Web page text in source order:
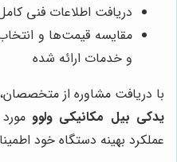
دریافت اطلاعات فنی
مقایسه قیمت‌ها و
و خدمات ارائه شده
با دریافت مشاوره از
یدکی بیل مکانیکی ولوو
عملکرد بهینه دستگاه خود